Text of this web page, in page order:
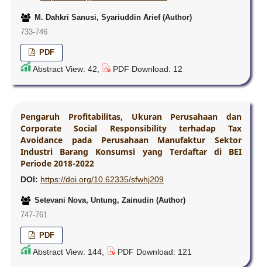
M. Dahkri Sanusi, Syariuddin Arief (Author)
733-746
PDF
Abstract View: 42, PDF Download: 12
Pengaruh Profitabilitas, Ukuran Perusahaan dan
Corporate Social Responsibility terhadap Tax
Avoidance pada Perusahaan Manufaktur Sektor
Industri Barang Konsumsi yang Terdaftar di BEI
Periode 2018-2022
DOI: https://doi.org/10.62335/sfwhj209
Setevani Nova, Untung, Zainudin (Author)
747-761
PDF
Abstract View: 144, PDF Download: 121